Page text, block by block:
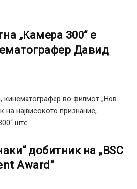
„Камера 300“ е
Давид
во филмот „Нов
на највисокото признание,
што ...
добитник на „BSC
Award“